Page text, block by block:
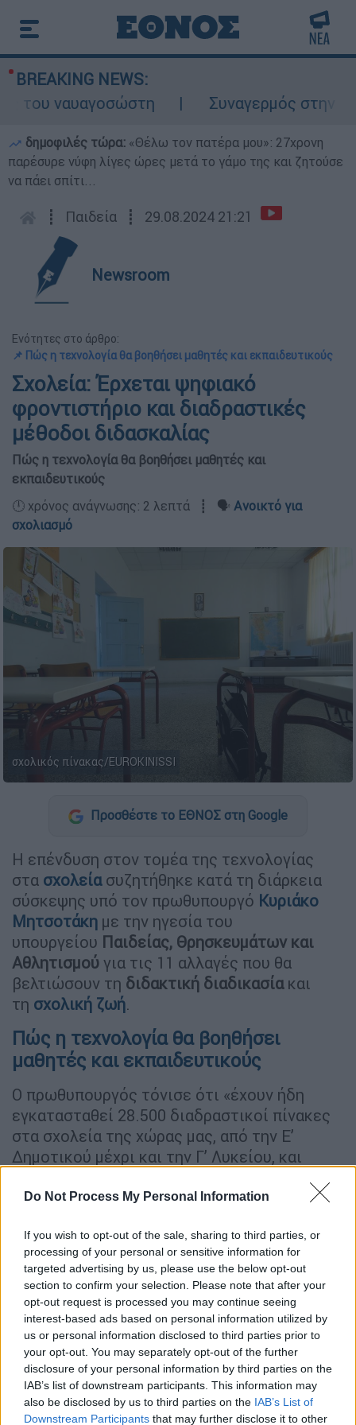
Do Not Process My Personal Information
If you wish to opt-out of the sale, sharing to third parties, or
processing of your personal or sensitive information for
targeted advertising by us, please use the below opt-out
section to confirm your selection. Please note that after your
opt-out request is processed you may continue seeing
interest-based ads based on personal information utilized by
us or personal information disclosed to third parties prior to
your opt-out. You may separately opt-out of the further
disclosure of your personal information by third parties on the
IAB’s list of downstream participants. This information may
also be disclosed by us to third parties on the IAB’s List of
Downstream Participants that may further disclose it to other
BREAKING NEWS:
ναυαγοσώστη
Συναγερμός στην
δημοφιλές τώρα: «Θέλω τον πατέρα μου»: 27χρονη
παρέσυρε νύφη λίγες ώρες μετά το γάμο της και ζητούσε
να πάει σπίτι...
┋ Παιδεία ┋ 29.08.2024 21:21
Newsroom
Ενότητες στο άρθρο:
📌 Πώς η τεχνολογία θα βοηθήσει μαθητές και εκπαιδευτικούς
Σχολεία: Έρχεται ψηφιακό
φροντιστήριο και διαδραστικές
μέθοδοι διδασκαλίας
Πώς η τεχνολογία θα βοηθήσει μαθητές και
εκπαιδευτικούς
🕛 χρόνος ανάγνωσης: 2 λεπτά ┋ 🗣️ Ανοικτό για
σχολιασμό
σχολικός πίνακας/EUROKINISSI
Προσθέστε το ΕΘΝΟΣ στη Google
Η επένδυση στον τομέα της τεχνολογίας
στα σχολείασυζητήθηκε κατά τη διάρκεια
σύσκεψης υπό τον πρωθυπουργό Κυριάκο
Μητσοτάκη με την ηγεσία του
υπουργείου Παιδείας, Θρησκευμάτων και
Αθλητισμού για τις 11 αλλαγές που θα
βελτιώσουν τη διδακτική διαδικασίακαι
τη σχολική ζωή.
Πώς η τεχνολογία θα βοηθήσει
μαθητές και εκπαιδευτικούς
Ο πρωθυπουργός τόνισε ότι «έχουν ήδη
εγκατασταθεί 28.500 διαδραστικοί πίνακες
στα σχολεία της χώρας μας, από την Ε’
Δημοτικού μέχρι και την Γ’ Λυκείου, και
υπολοίπων έως ότου να φτάσουμε στον
χρόνου».
ΔΙΑΒΑΣΤΕ ΕΠΙΣΗΣ
Παιδεία|29.08.2024 14:10
«Τα κινητά στην τσάντα» - Τι αλλάζει
με τα τηλέφωνα των μαθητών στα
σχολεία